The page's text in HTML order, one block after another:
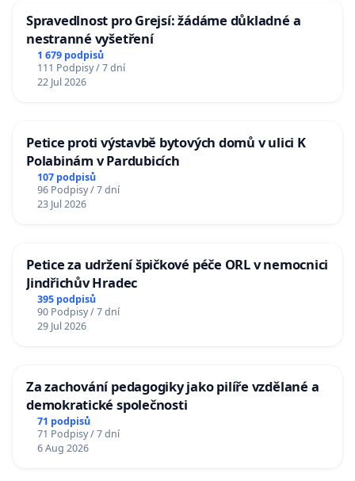
Spravedlnost pro Grejsí: žádáme důkladné a
nestranné vyšetření
1 679 podpisů
111 Podpisy / 7 dní
22 Jul 2026
Petice proti výstavbě bytových domů v ulici K
Polabinám v Pardubicích
107 podpisů
96 Podpisy / 7 dní
23 Jul 2026
Petice za udržení špičkové péče ORL v nemocnici
Jindřichův Hradec
395 podpisů
90 Podpisy / 7 dní
29 Jul 2026
Za zachování pedagogiky jako pilíře vzdělané a
demokratické společnosti
71 podpisů
71 Podpisy / 7 dní
6 Aug 2026